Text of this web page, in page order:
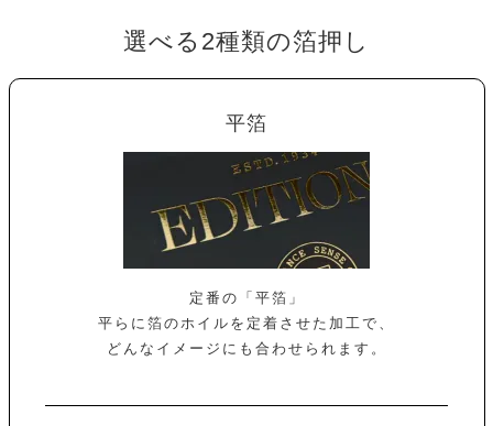
選べる2種類の箔押し
平箔
定番の「平箔」
平らに箔のホイルを定着させた加工で、
どんなイメージにも合わせられます。